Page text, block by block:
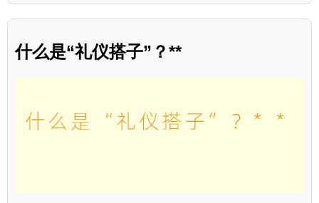
什么是“礼仪搭子”？**